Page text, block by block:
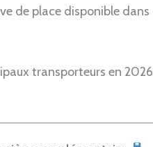
de place disponible dans
transporteurs en 2026